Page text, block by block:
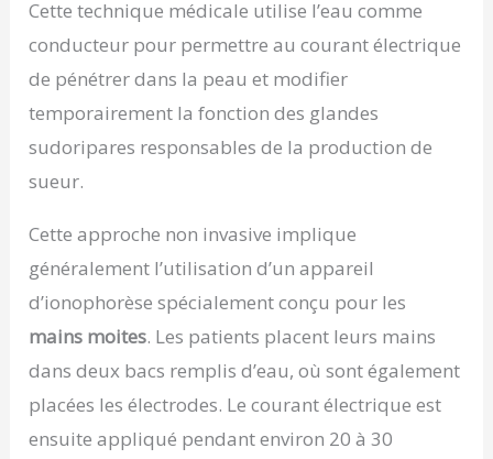
Cette technique médicale utilise l’eau comme
conducteur pour permettre au courant électrique
de pénétrer dans la peau et modifier
temporairement la fonction des glandes
sudoripares responsables de la production de
sueur.
Cette approche non invasive implique
généralement l’utilisation d’un appareil
d’ionophorèse spécialement conçu pour les
mains moites. Les patients placent leurs mains
dans deux bacs remplis d’eau, où sont également
placées les électrodes. Le courant électrique est
ensuite appliqué pendant environ 20 à 30